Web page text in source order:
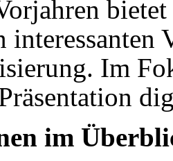
interessanten
Im
im